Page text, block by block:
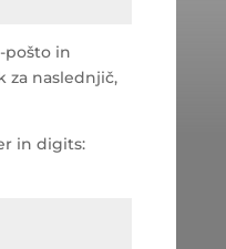
pošto in
za naslednjič,
in digits: